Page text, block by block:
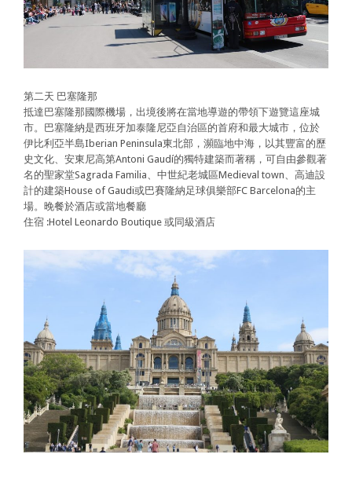
第二天 巴塞隆那
抵達巴塞隆那國際機場，出境後將在當地導遊的帶領下遊覽這座城
市。巴塞隆納是西班牙加泰隆尼亞自治區的首府和最大城市，位於
伊比利亞半島Iberian Peninsula東北部，瀕臨地中海，以其豐富的歷
史文化、安東尼高第Antoni Gaudí的獨特建築而著稱，可自由參觀著
名的聖家堂Sagrada Familia、中世紀老城區Medieval town、高迪設
計的建築House of Gaudi或巴賽隆納足球俱樂部FC Barcelona的主
場。晚餐於酒店或當地餐廳
住宿 :Hotel Leonardo Boutique 或同級酒店